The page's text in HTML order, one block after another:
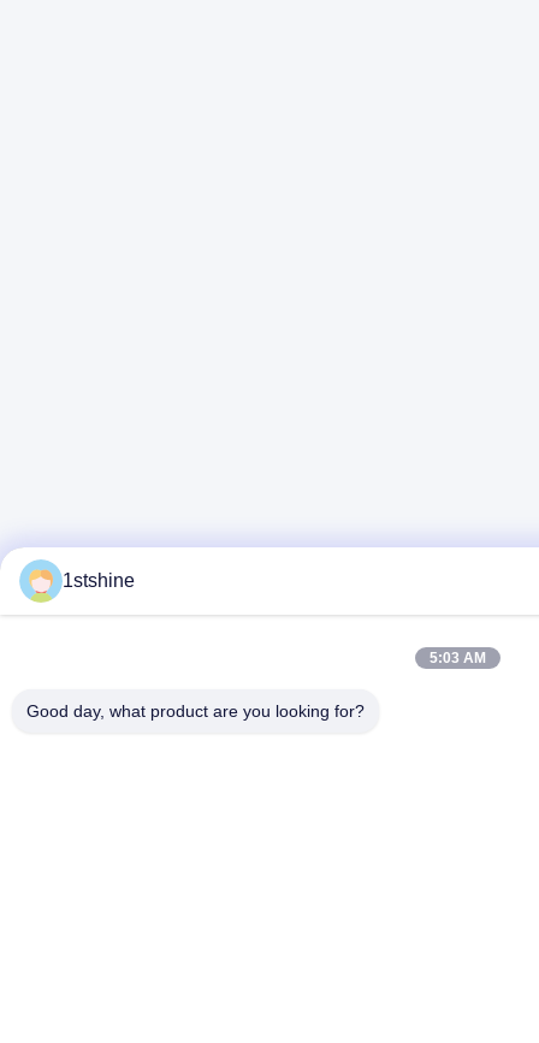
1stshine
5:03 AM
Good day, what product are you looking for?